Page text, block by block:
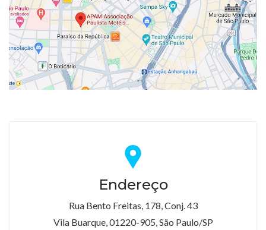
Endereço
Rua Bento Freitas, 178, Conj. 43
Vila Buarque, 01220-905, São Paulo/SP